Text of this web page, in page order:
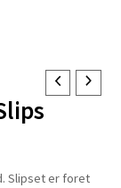
. Slipset er foret